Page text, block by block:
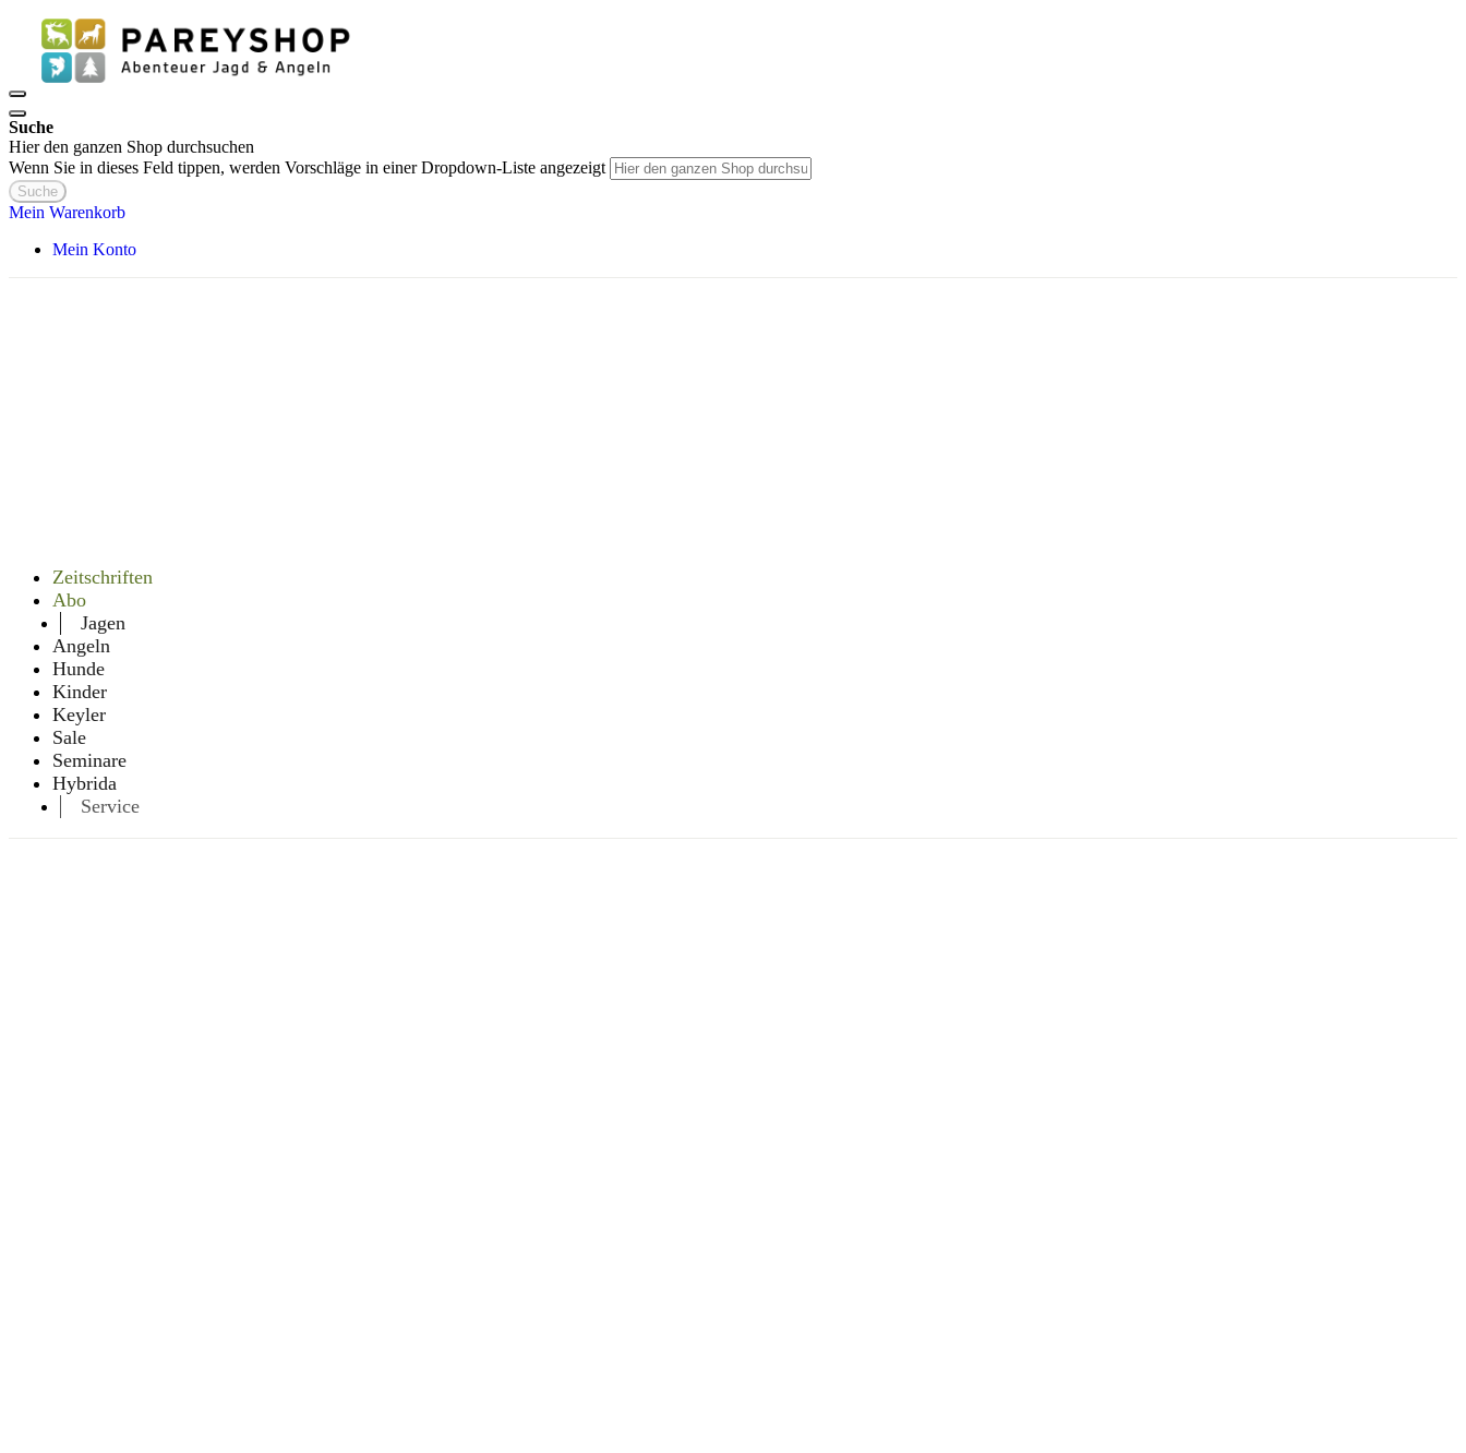
Suche
Hier den ganzen Shop durchsuchen
Wenn Sie in dieses Feld tippen, werden Vorschläge in einer Dropdown-Liste angezeigt
Suche
Mein Warenkorb
Mein Konto
Zeitschriften
Abo
Jagen
Angeln
Hunde
Kinder
Keyler
Sale
Seminare
Hybrida
Service